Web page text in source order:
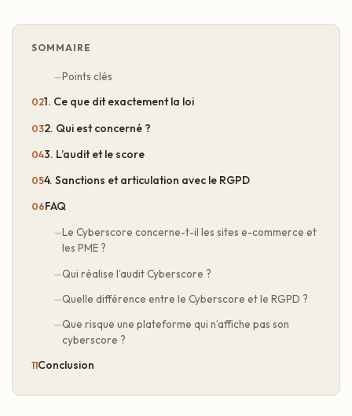
SOMMAIRE
Points clés
1. Ce que dit exactement la loi
2. Qui est concerné ?
3. L’audit et le score
4. Sanctions et articulation avec le RGPD
FAQ
Le Cyberscore concerne-t-il les sites e-commerce et
les PME ?
Qui réalise l’audit Cyberscore ?
Quelle différence entre le Cyberscore et le RGPD ?
Que risque une plateforme qui n’affiche pas son
cyberscore ?
Conclusion